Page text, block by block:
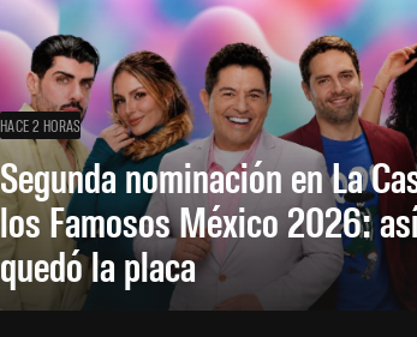
HACE 2 HORAS
Segunda nominación en La
los Famosos México 2026:
quedó la placa